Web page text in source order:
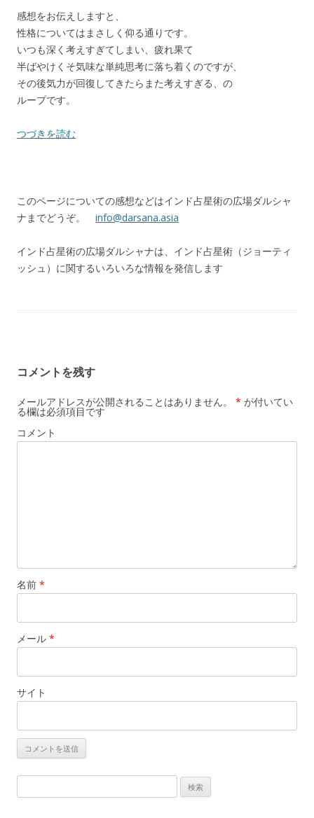
感想をお伝えしますと、
性格についてはまさしく仰る通りです。
いつも深く考えすぎてしまい、疲れ果て
半ばやけくそ気味な単純思考に落ち着くのですが、
その後気力が回復してきたらまた考えすぎる、の
ループです。
つづきを読む
このページについての感想などはインド占星術の広場ダルシャ
ナまでどうぞ。 info@darsana.asia
インド占星術の広場ダルシャナは、インド占星術（ジョーティ
ッシュ）に関するいろいろな情報を発信します
コメントを残す
メールアドレスが公開されることはありません。 * が付いてい
る欄は必須項目です
コメント
名前 *
メール *
サイト